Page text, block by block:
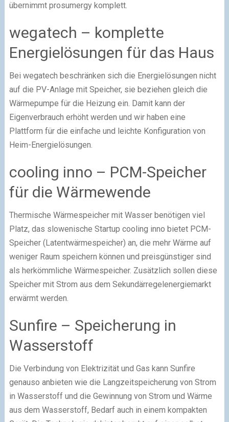
übernimmt prosumergy komplett.
wegatech – komplette
Energielösungen für das Haus
Bei wegatech beschränken sich die Energielösungen nicht
auf die PV-Anlage mit Speicher, sie beziehen gleich die
Wärmepumpe für die Heizung ein. Damit kann der
Eigenverbrauch erhöht werden und wir haben eine
Plattform für die einfache und leichte Konfiguration von
Heim-Energielösungen.
cooling inno – PCM-Speicher
für die Wärmewende
Thermische Wärmespeicher mit Wasser benötigen viel
Platz, das slowenische Startup cooling inno bietet PCM-
Speicher (Latentwärmespeicher) an, die mehr Wärme auf
weniger Raum speichern können und preisgünstiger sind
als herkömmliche Wärmespeicher. Zusätzlich sollen diese
Speicher mit Strom aus dem Sekundärregelenergiemarkt
erwärmt werden.
Sunfire – Speicherung in
Wasserstoff
Die Verbindung von Elektrizität und Gas kann Sunfire
genauso anbieten wie die Langzeitspeicherung von Strom
in Wasserstoff und die Gewinnung von Strom und Wärme
aus dem Wasserstoff, Bedarf auch in einem kompakten